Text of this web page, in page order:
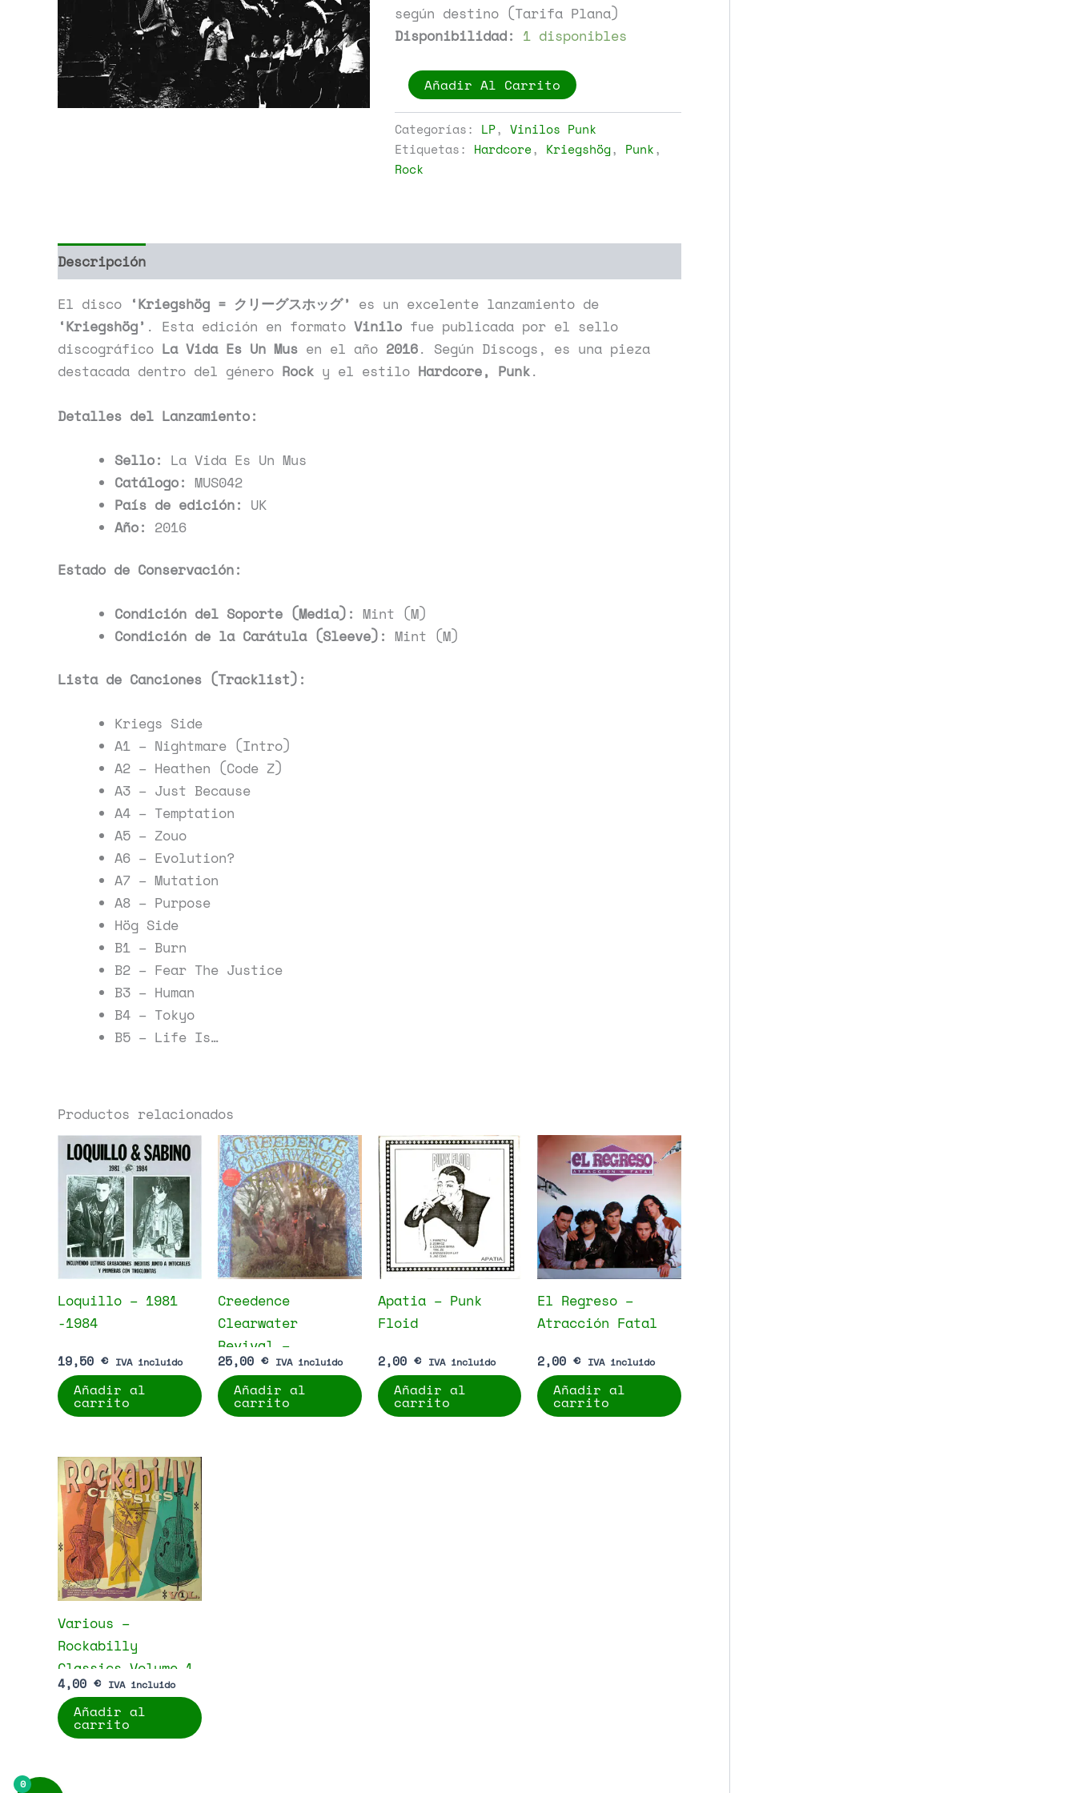
según destino (Tarifa Plana)
Disponibilidad: 1 disponibles
Kriegshög
Kriegshög
=
ク
リ
ー
Añadir Al Carrito
Categorías: LP, Vinilos Punk
Etiquetas: Hardcore, Kriegshög, Punk,
Rock
Descripción
El disco ‘Kriegshög = クリーグスホッグ’ es un excelente lanzamiento de
‘Kriegshög’ . Esta edición en formato Vinilo fue publicada por el sello
discográfico La Vida Es Un Mus en el año 2016. Según Discogs, es una pieza
destacada dentro del género Rock y el estilo Hardcore, Punk.
Detalles del Lanzamiento:
Sello: La Vida Es Un Mus
Catálogo: MUS042
País de edición: UK
Año: 2016
Estado de Conservación:
Condición del Soporte (Media): Mint (M)
Condición de la Carátula (Sleeve): Mint (M)
Lista de Canciones (Tracklist):
Kriegs Side
A1 – Nightmare (Intro)
A2 – Heathen (Code Z)
A3 – Just Because
A4 – Temptation
A5 – Zouo
A6 – Evolution?
A7 – Mutation
A8 – Purpose
Hög Side
B1 – Burn
B2 – Fear The Justice
B3 – Human
B4 – Tokyo
B5 – Life Is…
Productos relacionados
Loquillo – 1981
-1984
19,50 € IVA incluido
Añadir al
carrito
Creedence
Clearwater
Revival –
Creedence
Clearwater
Revival
25,00 € IVA incluido
Añadir al
carrito
Apatia – Punk
Floid
2,00 € IVA incluido
Añadir al
carrito
El Regreso –
Atracción Fatal
2,00€ IVA incluido
Añadir al
carrito
Various –
Rockabilly
Classics Volume 1
4,00 € IVA incluido
Añadir al
carrito
0